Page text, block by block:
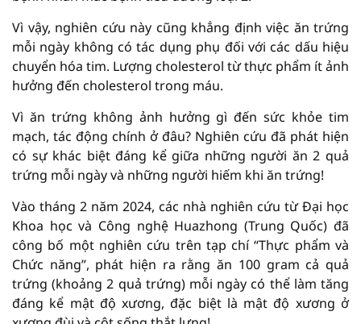
Vì vậy, nghiên cứu này cũng khẳng định việc ăn trứng
mỗi ngày không có tác dụng phụ đối với các dấu hiệu
chuyển hóa tim. Lượng cholesterol từ thực phẩm ít ảnh
hưởng đến cholesterol trong máu.
Vì ăn trứng không ảnh hưởng gì đến sức khỏe tim
mạch, tác động chính ở đâu? Nghiên cứu đã phát hiện
có sự khác biệt đáng kể giữa những người ăn 2 quả
trứng mỗi ngày và những người hiếm khi ăn trứng!
Vào tháng 2 năm 2024, các nhà nghiên cứu từ Đại học
Khoa học và Công nghệ Huazhong (Trung Quốc) đã
công bố một nghiên cứu trên tạp chí “Thực phẩm và
Chức năng”, phát hiện ra rằng ăn 100 gram cả quả
trứng (khoảng 2 quả trứng) mỗi ngày có thể làm tăng
đáng kể mật độ xương, đặc biệt là mật độ xương ở